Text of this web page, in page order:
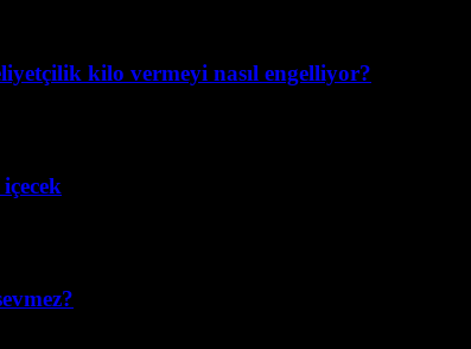
kilo vermeyi nasıl engelliyor?